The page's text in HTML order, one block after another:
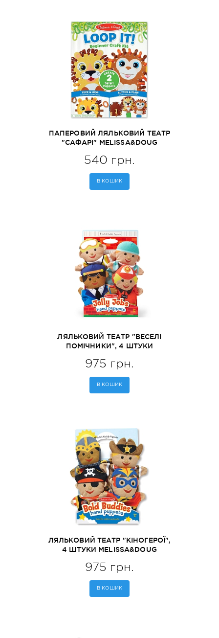
ПАПЕРОВИЙ ЛЯЛЬКОВИЙ ТЕАТР
"САФАРІ" MELISSA&DOUG
540 грн.
В КОШИК
ЛЯЛЬКОВИЙ ТЕАТР "ВЕСЕЛІ
ПОМІЧНИКИ", 4 ШТУКИ
975 грн.
В КОШИК
ЛЯЛЬКОВИЙ ТЕАТР "КІНОГЕРОЇ",
4 ШТУКИ MELISSA&DOUG
975 грн.
В КОШИК